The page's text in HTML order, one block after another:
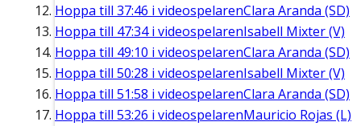
Hoppa till 37:46 i videospelarenClara Aranda (SD)
Hoppa till 47:34i videospelarenIsabell Mixter (V)
Hoppa till 49:10 i videospelarenClara Aranda (SD)
Hoppa till 50:28 i videospelarenIsabell Mixter (V)
Hoppa till 51:58 i videospelarenClara Aranda (SD)
Hoppa till 53:26 i videospelarenMauricio Rojas (L)